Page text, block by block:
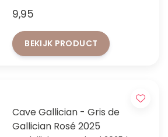
rosé
9,95
BEKIJK PRODUCT
Cave Gallician - Gris de
Gallician Rosé 2025